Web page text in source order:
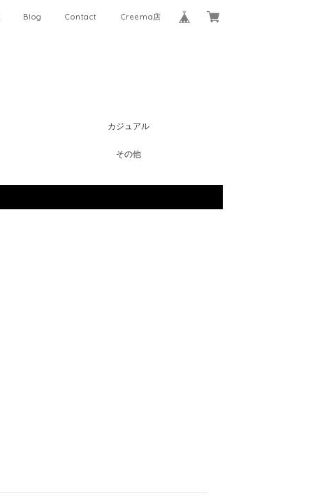
Blog Contact Creema店
カジュアル
その他